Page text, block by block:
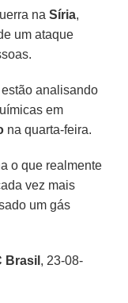
naSíria,
um ataque
analisando
em
na quarta-feira.
o que realmente
vez mais
um gás
Brasil , 23-08-